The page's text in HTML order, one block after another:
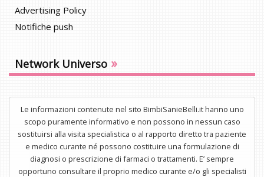
Advertising Policy
Notifiche push
Network Universo »
Le informazioni contenute nel sito BimbiSanieBelli.it hanno uno
scopo puramente informativo e non possono in nessun caso
sostituirsi alla visita specialistica o al rapporto diretto tra paziente
e medico curante né possono costituire una formulazione di
diagnosi o prescrizione di farmaci o trattamenti. E’ sempre
opportuno consultare il proprio medico curante e/o gli specialisti